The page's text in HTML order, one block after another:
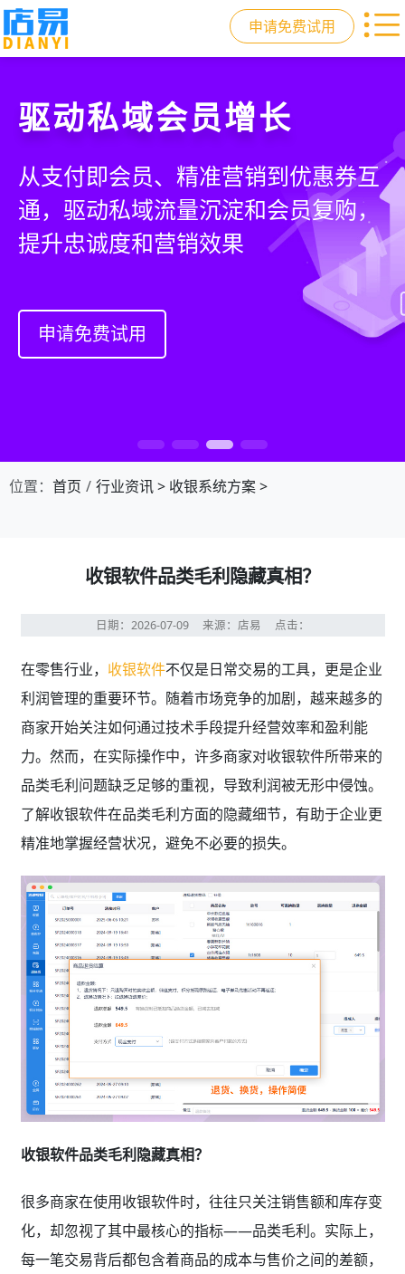
申请免费试用
门店收银，就用店易
智慧收银+商品库存+会员增长+小程序
商城，一套系统解决开店管店及业绩
增长难题
申请免费试用
重塑门店运营体验
从极速收银、全渠道库存同步到订单
统一处理，重构门店运营流程，实现
降本增效与业绩突破
申请免费试用
驱动私域会员增长
从支付即会员、精准营销到优惠券互
通，驱动私域流量沉淀和会员复购，
提升忠诚度和营销效果
申请免费试用
快速拓展生意边界
借助小程序商城、线上引流到线下售
后，打通全域销售渠道，拓展生意边
界，提升顾客体验
申请免费试用
位置： 首页 行业资讯> 收银系统方案>
收银软件品类毛利隐藏真相？
日期：2026-07-09 来源：店易 点击：
在零售行业， 收银软件不仅是日常交易的工具，更是企业
利润管理的重要环节。随着市场竞争的加剧，越来越多的
商家开始关注如何通过技术手段提升经营效率和盈利能
力。然而，在实际操作中，许多商家对收银软件所带来的
品类毛利问题缺乏足够的重视，导致利润被无形中侵蚀。
了解收银软件在品类毛利方面的隐藏细节，有助于企业更
精准地掌握经营状况，避免不必要的损失。
收银软件品类毛利隐藏真相？
很多商家在使用收银软件时，往往只关注销售额和库存变
化，却忽视了其中最核心的指标——品类毛利。实际上，
每一笔交易背后都包含着商品的成本与售价之间的差额，